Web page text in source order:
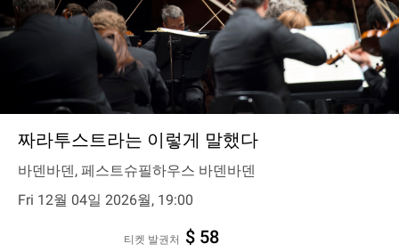
짜라투스트라는 이렇게 말했다
바덴바덴, 페스트슈필하우스 바덴바덴
Fri 12월 04일 2026월, 19:00
티켓 발권처 $ 58